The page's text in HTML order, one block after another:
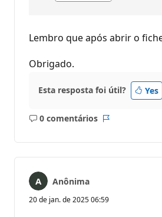
Lembro que após abrir o
Obrigado.
Esta resposta foi útil? Yes
0 comentários
Sem
Anônima
20 de jan. de 2025 06:59